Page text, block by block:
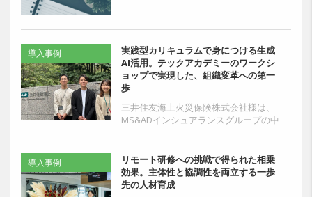
聞きしておりますのでぜ...
実践型カリキュラムで身につける生成
AI活用。テックアカデミーのワークシ
ョップで実現した、組織変革への第一
歩
三井住友海上火災保険株式会社様は、
MS&ADインシュアランスグループの中
術力向上を...
導入事例
リモート研修への挑戦で得られた相乗
効果。主体性と協調性を両立する一歩
先の人材育成
導入事例